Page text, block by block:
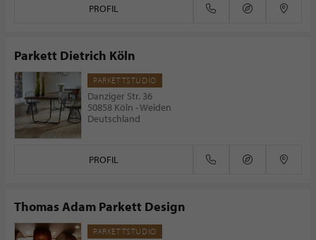
PROFIL
Parkett Dietrich Köln
PARKETTSTUDIO
Danziger Str. 36
50858 Köln - Weiden
Deutschland
PROFIL
Thomas Adam Parkett Design
PARKETTSTUDIO